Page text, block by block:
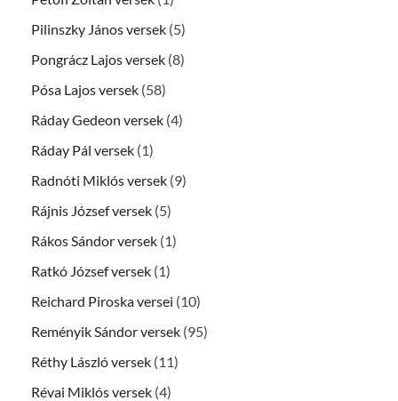
Pilinszky János versek (5)
Pongrácz Lajos versek (8)
Pósa Lajos versek (58)
Ráday Gedeon versek (4)
Ráday Pál versek (1)
Radnóti Miklós versek (9)
Rájnis József versek (5)
Rákos Sándor versek (1)
Ratkó József versek (1)
Reichard Piroska versei (10)
Reményik Sándor versek (95)
Réthy László versek (11)
Révai Miklós versek (4)